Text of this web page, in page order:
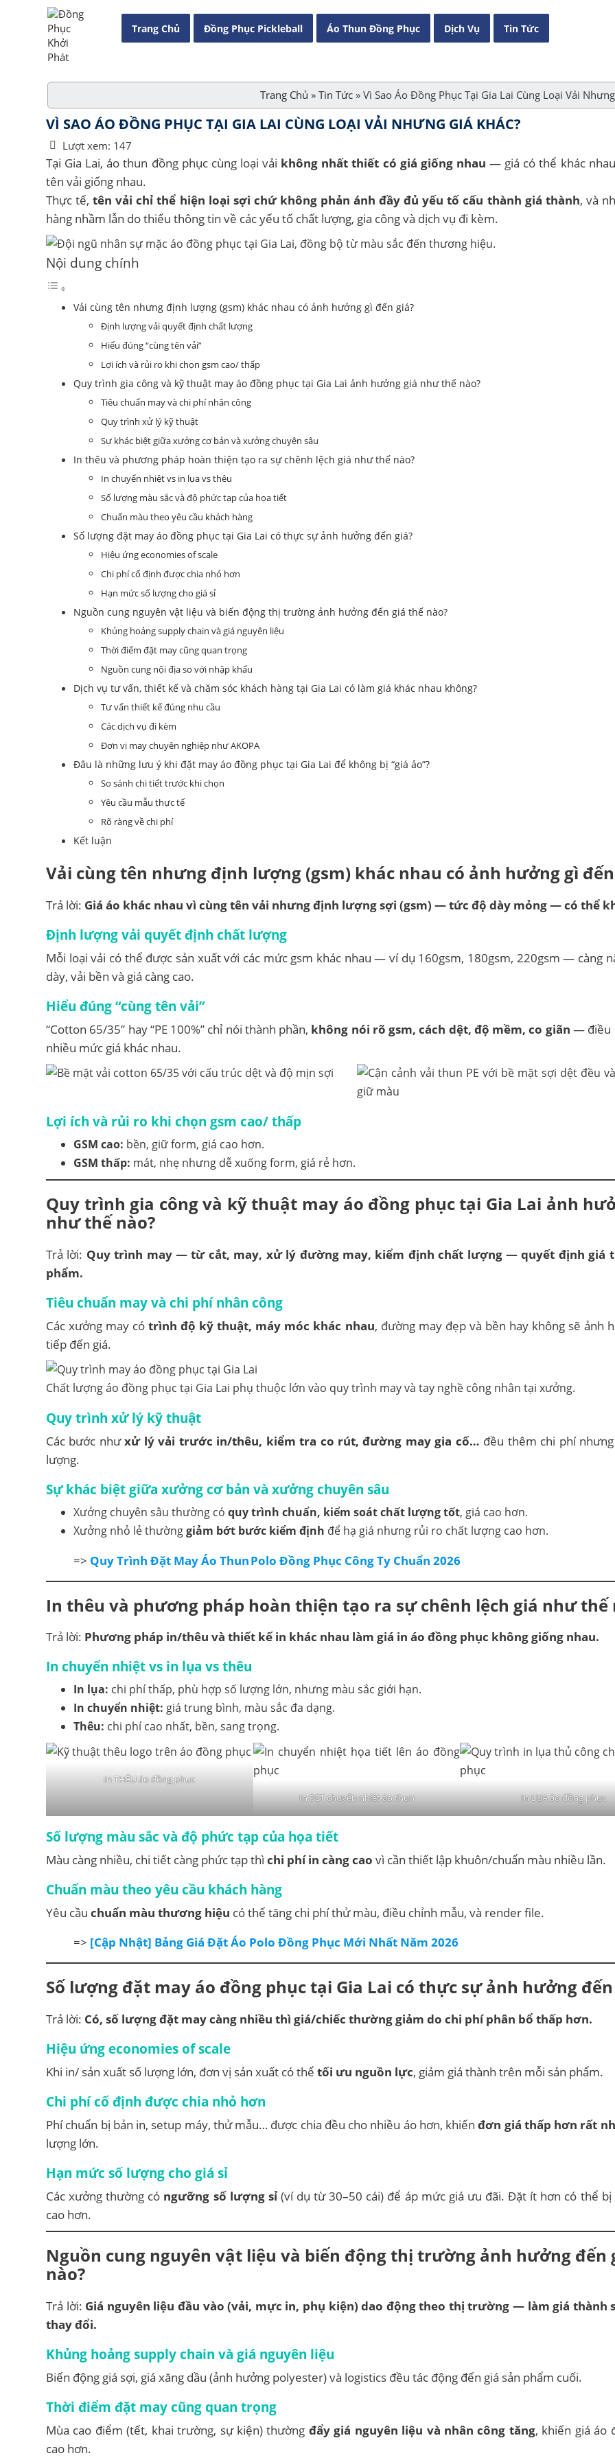
Trang Chủ Đồng Phục Pickleball Áo Thun Đồng Phục Dịch Vụ Tin Tức
Trang Chủ » Tin Tức» Vì Sao Áo Đồng Phục Tại Gia Lai Cùng Loại Vải
VÌ SAO ÁO ĐỒNG PHỤC TẠI GIA LAI CÙNG LOẠI VẢI NHƯNG GIÁ KHÁC?
Lượt xem: 147
Tại Gia Lai, áo thun đồng phục cùng loại vải không nhất thiết có giá giống nhau — giá có thể khác
tên vải giống nhau.
Thực tế,tên vải chỉ thể hiện loại sợi chứ không phản ánh đầy đủ yếu tố cấu thành giá thành, và
hàng nhầm lẫn do thiếu thông tin về các yếu tố chất lượng, gia công và dịch vụ đi kèm.
Nội dung chính
Vải cùng tên nhưng định lượng (gsm) khác nhau có ảnh hưởng gì đến giá?
Định lượng vải quyết định chất lượng
Hiểu đúng “cùng tên vải”
Lợi ích và rủi ro khi chọn gsm cao/ thấp
Quy trình gia công và kỹ thuật may áo đồng phục tại Gia Lai ảnh hưởng giá như thế nào?
Tiêu chuẩn may và chi phí nhân công
Quy trình xử lý kỹ thuật
Sự khác biệt giữa xưởng cơ bản và xưởng chuyên sâu
In thêu và phương pháp hoàn thiện tạo ra sự chênh lệch giá như thế nào?
In chuyển nhiệt vs in lụa vs thêu
Số lượng màu sắc và độ phức tạp của họa tiết
Chuẩn màu theo yêu cầu khách hàng
Số lượng đặt may áo đồng phục tại Gia Lai có thực sự ảnh hưởng đến giá?
Hiệu ứng economies of scale
Chi phí cố định được chia nhỏ hơn
Hạn mức số lượng cho giá sỉ
Nguồn cung nguyên vật liệu và biến động thị trường ảnh hưởng đến giá thế nào?
Khủng hoảng supply chain và giá nguyên liệu
Thời điểm đặt may cũng quan trọng
Nguồn cung nội địa so với nhập khẩu
Dịch vụ tư vấn, thiết kế và chăm sóc khách hàng tại Gia Lai có làm giá khác nhau không?
Tư vấn thiết kế đúng nhu cầu
Các dịch vụ đi kèm
Đơn vị may chuyên nghiệp như AKOPA
Đâu là những lưu ý khi đặt may áo đồng phục tại Gia Lai để không bị “giá ảo”?
So sánh chi tiết trước khi chọn
Yêu cầu mẫu thực tế
Rõ ràng về chi phí
Kết luận
Vải cùng tên nhưng định lượng (gsm) khác nhau có ảnh hưởng gì
Trả lời: Giá áo khác nhau vì cùng tên vải nhưng định lượng sợi (gsm) — tức độ dày mỏng — có thể
Định lượng vải quyết định chất lượng
Mỗi loại vải có thể được sản xuất với các mức gsm khác nhau — ví dụ 160gsm, 180gsm, 220gsm — càng
dày, vải bền và giá càng cao.
Hiểu đúng “cùng tên vải”
“Cotton 65/35” hay “PE 100%” chỉ nói thành phần, không nói rõ gsm, cách dệt, độ mềm, co giãn — điều
nhiều mức giá khác nhau.
Lợi ích và rủi ro khi chọn gsm cao/ thấp
GSM cao: bền, giữ form, giá cao hơn.
GSM thấp: mát, nhẹ nhưng dễ xuống form, giá rẻ hơn.
Quy trình gia công và kỹ thuật mayáo đồng phục tại Gia Lai ảnh
như thế nào?
Trả lời: Quy trình may — từ cắt, may, xử lý đường may, kiểm định chất lượng — quyết định giá
phẩm.
Tiêu chuẩn may và chi phí nhân công
Các xưởng may cótrình độ kỹ thuật, máy móc khác nhau, đường may đẹp và bền hay không sẽ ảnh
tiếp đến giá.
Chất lượng áo đồng phục tại Gia Lai phụ thuộc lớn vào quy trình may và tay nghề công nhân tại xưởng.
Quy trình xử lý kỹ thuật
Các bước nhưxử lý vải trước in/thêu, kiểm tra co rút, đường may gia cố… đều thêm chi phí
lượng.
Sự khác biệt giữa xưởng cơ bản và xưởng chuyên sâu
Xưởng chuyên sâu thường có quy trình chuẩn, kiểm soát chất lượng tốt, giá cao hơn.
Xưởng nhỏ lẻ thườnggiảm bớt bước kiểm định để hạ giá nhưng rủi ro chất lượng cao hơn.
=> Quy Trình Đặt May Áo Thun Polo Đồng Phục Công Ty Chuẩn 2026
In thêu và phương pháp hoàn thiện tạo ra sự chênh lệch giá như thế
Trả lời: Phương pháp in/thêu và thiết kế in khác nhau làm giá in áo đồng phục không giống nhau.
In chuyển nhiệt vs in lụa vs thêu
In lụa: chi phí thấp, phù hợp số lượng lớn, nhưng màu sắc giới hạn.
In chuyển nhiệt: giá trung bình, màu sắc đa dạng.
Thêu: chi phí cao nhất, bền, sang trọng.
In THÊU áo đồng phục
In PET chuyển nhiệt áo thun
In LỤA áo đồng phục
Số lượng màu sắc và độ phức tạp của họa tiết
Màu càng nhiều, chi tiết càng phức tạp thì chi phí in càng cao vì cần thiết lập khuôn/chuẩn màu nhiều lần.
Chuẩn màu theo yêu cầu khách hàng
Yêu cầu chuẩn màu thương hiệu có thể tăng chi phí thử màu, điều chỉnh mẫu, và render file.
=> [Cập Nhật] Bảng Giá Đặt Áo Polo Đồng Phục Mới Nhất Năm 2026
Số lượng đặt may áo đồng phục tại Gia Lai có thực sự ảnh hưởng đến
Trả lời: Có, số lượng đặt may càng nhiều thì giá/chiếc thường giảm do chi phí phân bổ thấp hơn.
Hiệu ứng economies of scale
Khi in/ sản xuất số lượng lớn, đơn vị sản xuất có thể tối ưu nguồn lực, giảm giá thành trên mỗi sản phẩm.
Chi phí cố định được chia nhỏ hơn
Phí chuẩn bị bản in, setup máy, thử mẫu… được chia đều cho nhiều áo hơn, khiếnđơn giá thấp hơn rất
lượng lớn.
Hạn mức số lượng cho giá sỉ
Các xưởng thường có ngưỡng số lượng sỉ(ví dụ từ 30–50 cái) để áp mức giá ưu đãi. Đặt ít hơn có thể bị
cao hơn.
Nguồn cung nguyên vật liệu và biến động thị trường ảnh hưởng đến
nào?
Trả lời: Giá nguyên liệu đầu vào (vải, mực in, phụ kiện) dao động theo thị trường — làm giá thành
thay đổi.
Khủng hoảng supply chain và giá nguyên liệu
Biến động giá sợi, giá xăng dầu (ảnh hưởng polyester) và logistics đều tác động đến giá sản phẩm cuối.
Thời điểm đặt may cũng quan trọng
Mùa cao điểm (tết, khai trường, sự kiện) thường đẩy giá nguyên liệu và nhân công tăng, khiến giá áo
cao hơn.